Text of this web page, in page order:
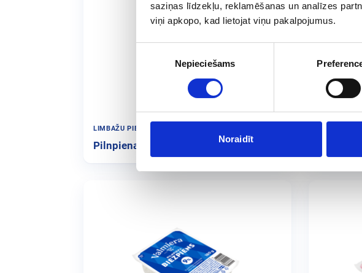
saziņas līdzekļu, reklamēšanas un analīzes
viņi apkopo, kad lietojat viņu pakalpojumus.
Nepieciešams
Noraidīt
LIMBAŽU PIENS
Pilnpiena biezpiens 9%